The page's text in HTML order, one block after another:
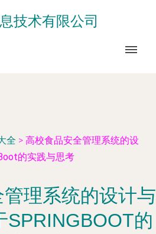
技术有限公司
全 > 高校食品安全管理系统的设
的实践与思考
理系统的设计与
的